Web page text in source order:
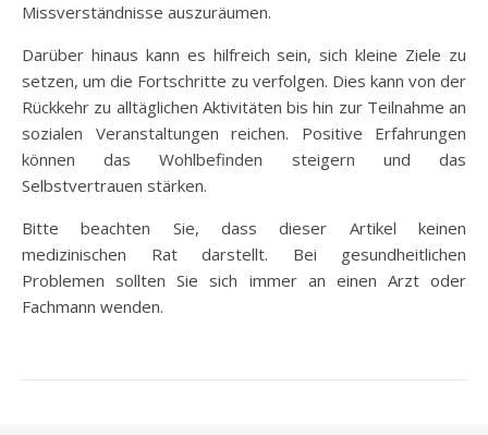
Missverständnisse auszuräumen.
Darüber hinaus kann es hilfreich sein, sich kleine Ziele zu
setzen, um die Fortschritte zu verfolgen. Dies kann von der
Rückkehr zu alltäglichen Aktivitäten bis hin zur Teilnahme an
sozialen Veranstaltungen reichen. Positive Erfahrungen
können das Wohlbefinden steigern und das
Selbstvertrauen stärken.
Bitte beachten Sie, dass dieser Artikel keinen
medizinischen Rat darstellt. Bei gesundheitlichen
Problemen sollten Sie sich immer an einen Arzt oder
Fachmann wenden.